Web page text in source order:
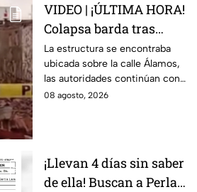
VIDEO | ¡ÚLTIMA HORA!
Colapsa barda tras
intensa lluvia en León;
¿hay personas
lesionadas?
La estructura se encontraba
ubicada sobre la calle Álamos,
las autoridades continúan con
las investigaciones.
08 agosto, 2026
¡Llevan 4 días sin saber
de ella! Buscan a Perla